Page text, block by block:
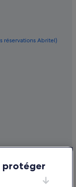
aux adultes
jeunesse
réservations Abritel)
protéger